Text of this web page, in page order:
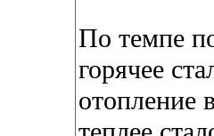
По темпе
горячее
отопление